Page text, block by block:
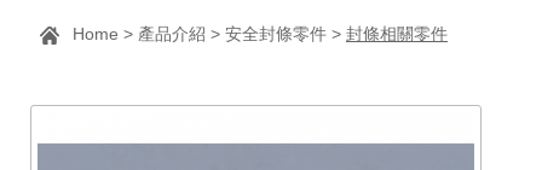
Home > 產品介紹 > 安全封條零件 > 封條相關零件